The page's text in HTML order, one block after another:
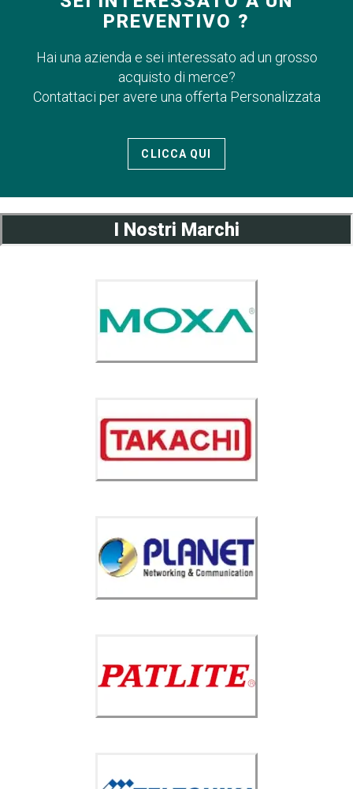
PREVENTIVO ?
Hai una azienda e sei interessato ad un grosso
acquisto di merce?
Contattaci per avere una offerta Personalizzata
CLICCA QUI
I Nostri Marchi